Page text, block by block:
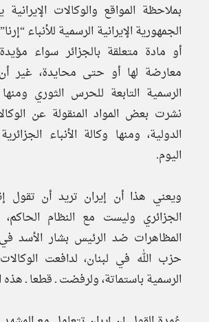
بملاحظة المواقع والوكالات
الجمهورية الإيرانية الرسمية للأنباء
أو مادة متعلقة بالجزائر سواء
معارضة لها أو حتى محايدة، غير
الرسمية التابعة للحرس الثوري
نشرت بعض المواد المنقولة عن
الدولية، ومنها وكالة الأنباء
اليوم.
ويعني هذا أن إيران تريد أن تقول
الجزائري وليست مع النظام
المظاهرات ضد الرئيس بشار الأسد
حزب الله في لبنان، لدافعت
الرسمية باستماتة، ولرفضت ـ قطعا ـ